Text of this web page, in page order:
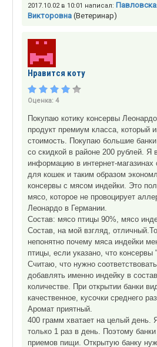
2017.10.02 в 10:01 написал:
Викторовна (Ветеринар)
Нравится коту
Оценка: 4
Покупаю котику консервы
продукт премиум класса, который
стоимость. Покупаю большие
со скидкой в районе 200 рублей. Я
информацию в интернет-магазинах
для кошек и таким образом
консервы с мясом индейки. Это
мясо, которое не провоцирует
Леонардо в Германии.
Состав: мясо птицы 90%, мясо
Состав, на мой взгляд,
непонятно почему мяса индейки
птицы, если указано, что
Считаю, что нужно
добавлять именно индейку в
количестве. При открытии банки
качественное, кусочки среднего
Аромат приятный.
400 грамм хватает на целый день.
только 1 раз в день. Поэтому
приемов пищи. Открытую банку